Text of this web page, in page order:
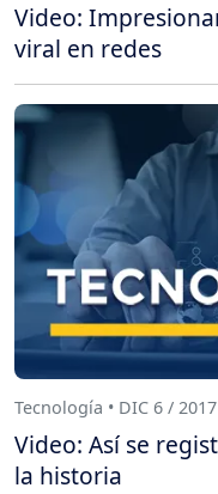
Video:
viral en redes
Tecnología • DIC 6 / 2017
Video: Así se
la historia